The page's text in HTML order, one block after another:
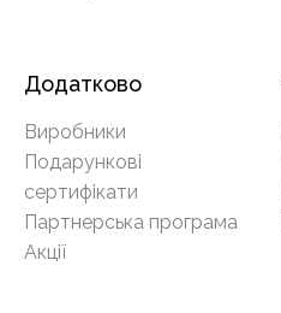
Додатково
Виробники
Подарункові
сертифікати
Партнерська програма
Акції